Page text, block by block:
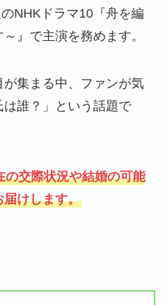
NHKドラマ10『舟を編
』で主演を務めます。
集まる中、ファンが気
誰？」という話題で
交際状況や結婚の可能
届けします。